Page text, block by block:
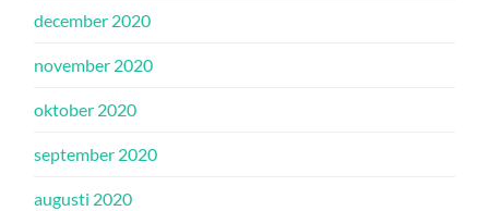
december 2020
november 2020
oktober 2020
september 2020
augusti 2020